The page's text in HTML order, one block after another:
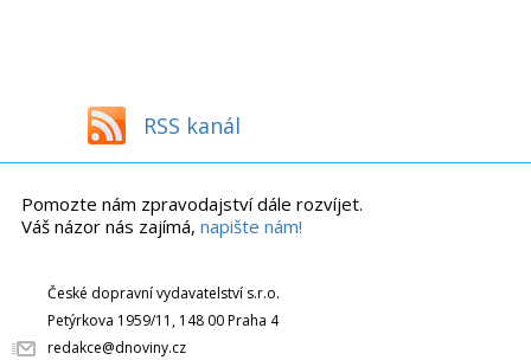
RSS kanál
Pomozte nám zpravodajství dále rozvíjet.
Váš názor nás zajímá, napište nám!
České dopravní vydavatelství s.r.o.
Petýrkova 1959/11, 148 00 Praha 4
redakce@dnoviny.cz